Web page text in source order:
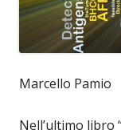
Marcello Pamio
Nell’ultimo libro